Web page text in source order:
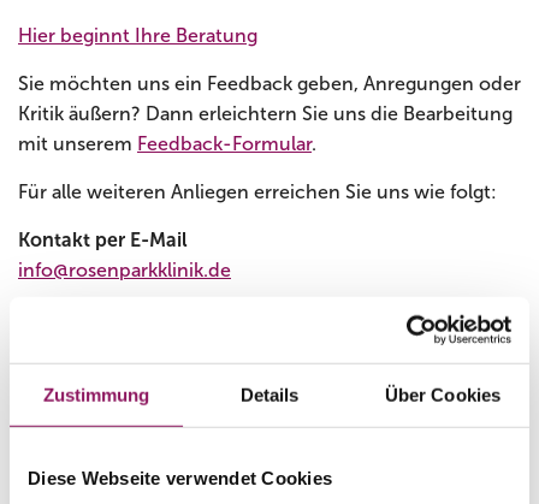
Zustimmung Details Über Cookies
Diese Webseite verwendet Cookies
Hier beginnt Ihre Beratung
Sie möchten uns ein Feedback geben, Anregungen oder
Kritik äußern? Dann erleichtern Sie uns die Bearbeitung
mit unserem Feedback-Formular.
Für alle weiteren Anliegen erreichen Sie uns wie folgt:
Kontakt per E-Mail
info@rosenparkklinik.de
Telefonisch erreichen Sie uns montags bis freitags von
8.00 bis 19.00 Uhr unter der Rufnummer:
+49 6151 95470
Möglichkeit, Ihre Nachricht auf unsere Voicebox zu